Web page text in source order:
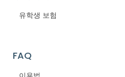
유학생 보험
FAQ